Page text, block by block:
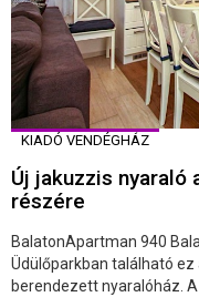
KIADÓ VENDÉGHÁZ
Új jakuzzis nyaraló
részére
BalatonApartman 940
Üdülőparkban található
berendezett nyaralóház.